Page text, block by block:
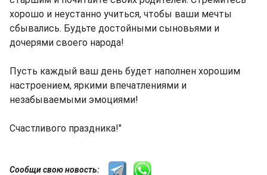
хорошо и неустанно учиться, чтобы ваши мечты
сбывались. Будьте достойными сыновьями и
дочерями своего народа!
Пусть каждый ваш день будет наполнен хорошим
настроением, яркими впечатлениями и
незабываемыми эмоциями!
Счастливого праздника!"
Сообщи свою новость: